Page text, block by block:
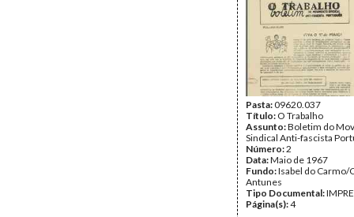
Pasta:09620.037
Título: O Trabalho
Assunto:Boletim do
Sindical Anti-fascista
Número:2
Data:Maio de 1967
Fundo:Isabel do Carmo/
Antunes
Tipo Documental:
Página(s):4